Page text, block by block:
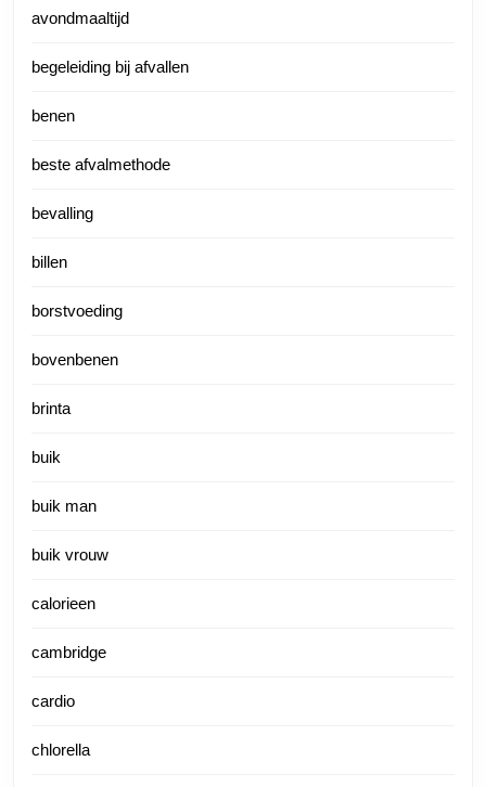
avondmaaltijd
begeleiding bij afvallen
benen
beste afvalmethode
bevalling
billen
borstvoeding
bovenbenen
brinta
buik
buik man
buik vrouw
calorieen
cambridge
cardio
chlorella